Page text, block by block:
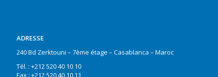
ADRESSE
240 Bd Zerktouni – 7ème étage – Casablanca – Maroc
Tél. : +212 520 40 10 10
Fax : +212 520 40 10 11